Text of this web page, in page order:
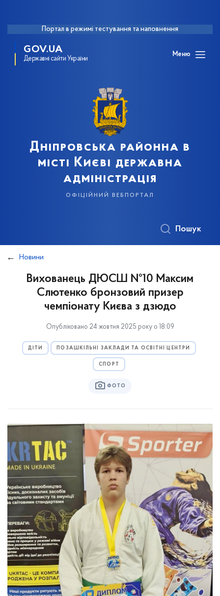
Портал в режимі тестування та наповнення
GOV.UA
Державні сайти України
Меню
Дніпровська районна в
місті Києві державна
адміністрація
офіційний вебпортал
Пошук
Новини
Вихованець ДЮСШ №10 Максим
Слютенко бронзовий призер
чемпіонату Києва з дзюдо
Опубліковано 24 жовтня 2025 року о 18:09
ДІТИ ПОЗАШКІЛЬНІ ЗАКЛАДИ ТА ОСВІТНІ ЦЕНТРИ
СПОРТ
ФОТО